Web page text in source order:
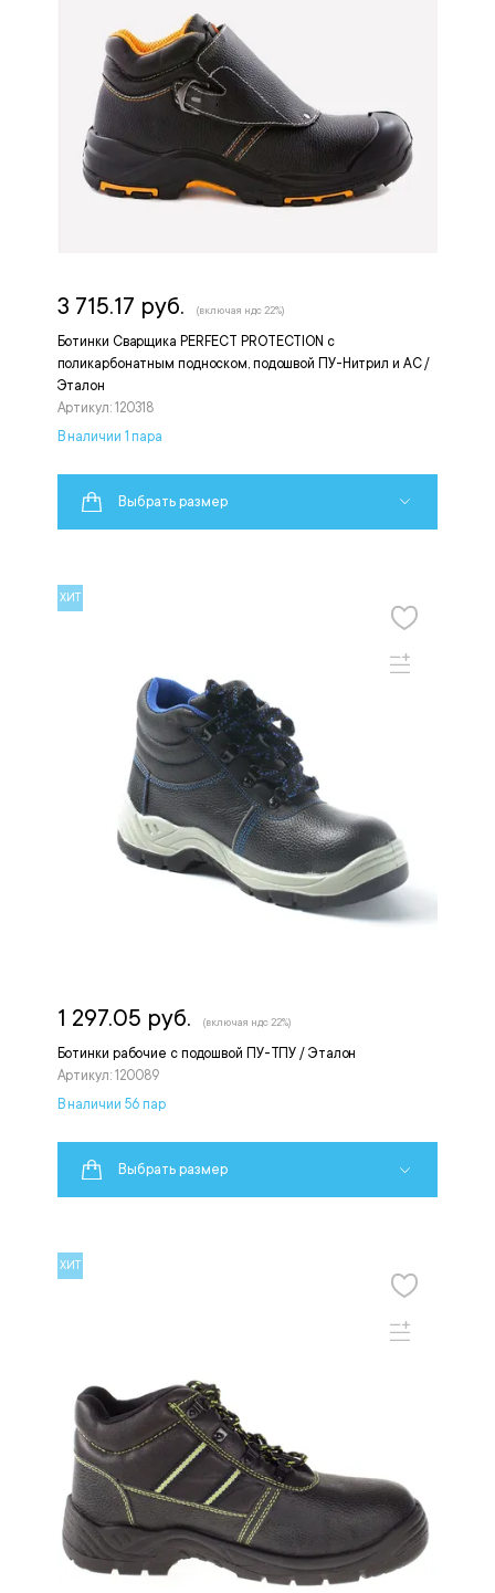
Ботинки Сварщика PERFECT PROTECTION с
поликарбонатным подноском, подошвой ПУ-Нитрил и АС /
Эталон
Артикул: 120318
3 715.17 руб. (включая ндс 22%)
В наличии 1 пара
Выбрать размер
ХИТ
Ботинки рабочие с подошвой ПУ-ТПУ / Эталон
Артикул: 120089
1 297.05 руб. (включая ндс 22%)
В наличии 56 пар
Выбрать размер
ХИТ